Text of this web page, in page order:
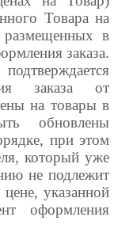
Товара на
размещенных в
заказа.
заказа от
на товары в
обновлены
при этом
который уже
не подлежит
указанной
оформления